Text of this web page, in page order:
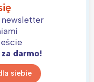
darmo!
siebie